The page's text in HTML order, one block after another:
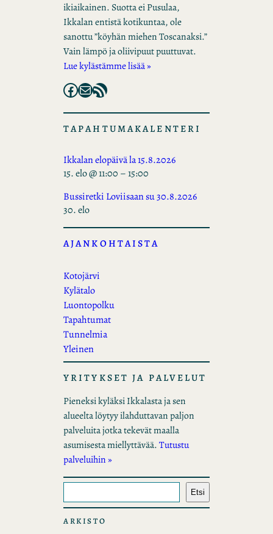
ikiaikainen. Suotta ei Pusulaa,
Ikkalan entistä kotikuntaa, ole
sanottu ”köyhän miehen Toscanaksi.”
Vain lämpö ja oliivipuut puuttuvat.
Lue kylästämme lisää »
Facebook Mail RSS Feed
TAPAHTUMAKALENTERI
Ikkalan elopäivä la 15.8.2026
15. elo @ 11:00 –15:00
Bussiretki Loviisaan su 30.8.2026
30. elo
AJANKOHTAISTA
Kotojärvi
Kylätalo
Luontopolku
Tapahtumat
Tunnelmia
Yleinen
YRITYKSET JA PALVELUT
Pieneksi kyläksi Ikkalasta ja sen
alueelta löytyy ilahduttavan paljon
palveluita jotka tekevät maalla
asumisesta miellyttävää.Tutustu
palveluihin »
t
s
Etsi
ARKISTO